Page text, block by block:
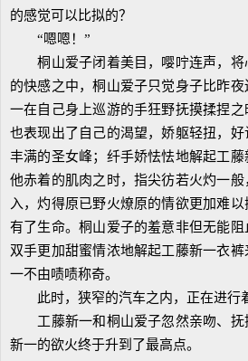
的感觉可以比拟的？
“嗯嗯！”
桐山爱子闭着美目，嘤咛连声，将
的快感之中，桐山爱子只觉身子比昨
一在自己身上巡游的手狂野抚摸揉捏
也表现出了自己的渴望，娇躯轻扭，
丰满的圣女峰；纤手娇怯怯地解起工
他赤着的肌肉之时，指尖彷若火灼一
入，灼得原已野火燎原的情欲更加难
有了生命。桐山爱子的羞意非但无能
双手更加甜蜜情浓地解起工藤新一衣
一不由啧啧称奇。
此时，狭窄的汽车之内，正在进行着
工藤新一和桐山爱子忽然亲吻、抚
新一的欲火终于升到了最高点。